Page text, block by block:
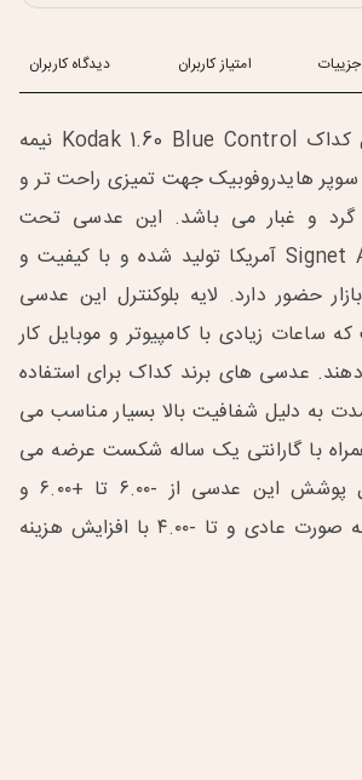
جزییات امتیاز کاربران دیدگاه کاربران
عدسی طبی بلوکنترل کداک Kodak 1.60 Blue Control نیمه
سوپر هایدروفوبیک جهت تمیزی راحت تر و
گرد و غبار می باشد. این عدسی تحت
لیسانس Signet Armorlite آمریکا تولید شده و با کیفیت و
حضور دارد. لایه بلوکنترل این عدسی
ساعات زیادی با کامپیوتر و موبایل کار
عدسی های برند کداک برای استفاده
به دلیل شفافیت بالا بسیار مناسب می
با گارانتی یک ساله شکست عرضه می
شود. بازه نمره قابل پوشش‌ این عدسی از -۶.۰۰ تا +۶.۰۰ و
آستیگمات تا -۲.۰۰ به صورت عادی و تا -۴.۰۰ با افزایش هزینه